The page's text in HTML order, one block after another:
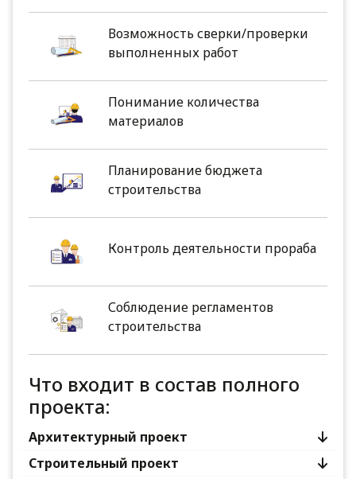
Возможность сверки/проверки
выполненных работ
Понимание количества
материалов
Планирование бюджета
строительства
Контроль деятельности прораба
Соблюдение регламентов
строительства
Что входит в состав полного
проекта:
Архитектурный проект
Строительный проект